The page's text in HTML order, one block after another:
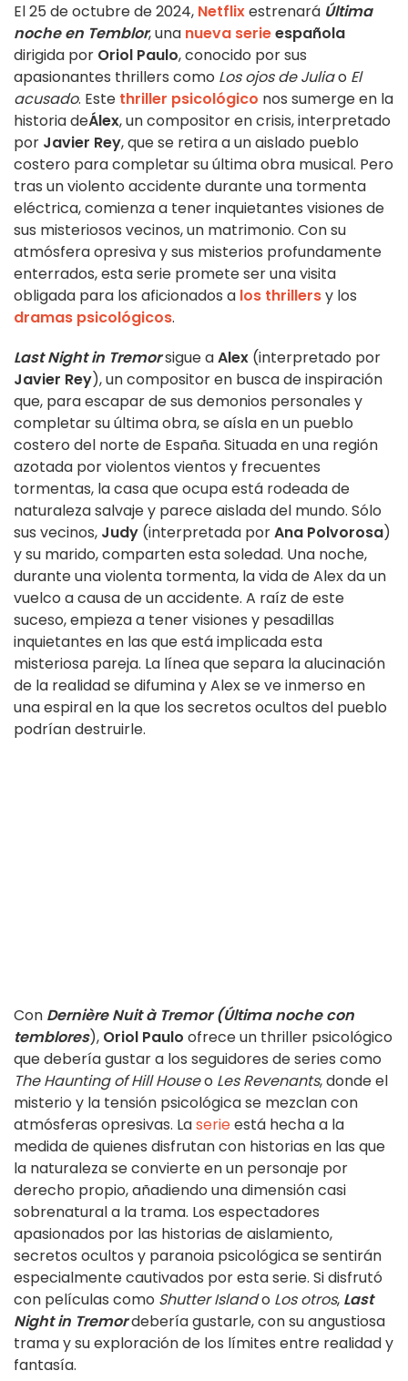
El 25 de octubre de 2024, Netflixestrenará Última
noche en Temblor, una nueva serieespañola
dirigida por Oriol Paulo, conocido por sus
apasionantes thrillers como Los ojos de Juliao El
acusado. Este thriller psicológico nos sumerge en la
historia deÁlex, un compositor en crisis, interpretado
por Javier Rey, que se retira a un aislado pueblo
costero para completar su última obra musical. Pero
tras un violento accidente durante una tormenta
eléctrica, comienza a tener inquietantes visiones de
sus misteriosos vecinos, un matrimonio. Con su
atmósfera opresiva y sus misterios profundamente
enterrados, esta serie promete ser una visita
obligada para los aficionados a los thrillersy los
dramas psicológicos.
Last Night in Tremorsigue aAlex (interpretado por
Javier Rey), un compositor en busca de inspiración
que, para escapar de sus demonios personales y
completar su última obra, se aísla en un pueblo
costero del norte de España. Situada en una región
azotada por violentos vientos y frecuentes
tormentas, la casa que ocupa está rodeada de
naturaleza salvaje y parece aislada del mundo. Sólo
sus vecinos, Judy (interpretada porAna Polvorosa)
y su marido, comparten esta soledad. Una noche,
durante una violenta tormenta, la vida de Alex da un
vuelco a causa de un accidente. A raíz de este
suceso, empieza a tener visiones y pesadillas
inquietantes en las que está implicada esta
misteriosa pareja. La línea que separa la alucinación
de la realidad se difumina y Alex se ve inmerso en
una espiral en la que los secretos ocultos del pueblo
podrían destruirle.
Con Dernière Nuit à Tremor (Última noche con
temblores), Oriol Paulo ofrece un thriller psicológico
que debería gustar a los seguidores de series como
The Haunting of Hill Houseo Les Revenants, donde el
misterio y la tensión psicológica se mezclan con
atmósferas opresivas. Laserieestá hecha a la
medida de quienes disfrutan con historias en las que
la naturaleza se convierte en un personaje por
derecho propio, añadiendo una dimensión casi
sobrenatural a la trama. Los espectadores
apasionados por las historias de aislamiento,
secretos ocultos y paranoia psicológica se sentirán
especialmente cautivados por esta serie. Si disfrutó
con películas como Shutter Islando Los otros, Last
Night in Tremordebería gustarle, con su angustiosa
trama y su exploración de los límites entre realidad y
fantasía.